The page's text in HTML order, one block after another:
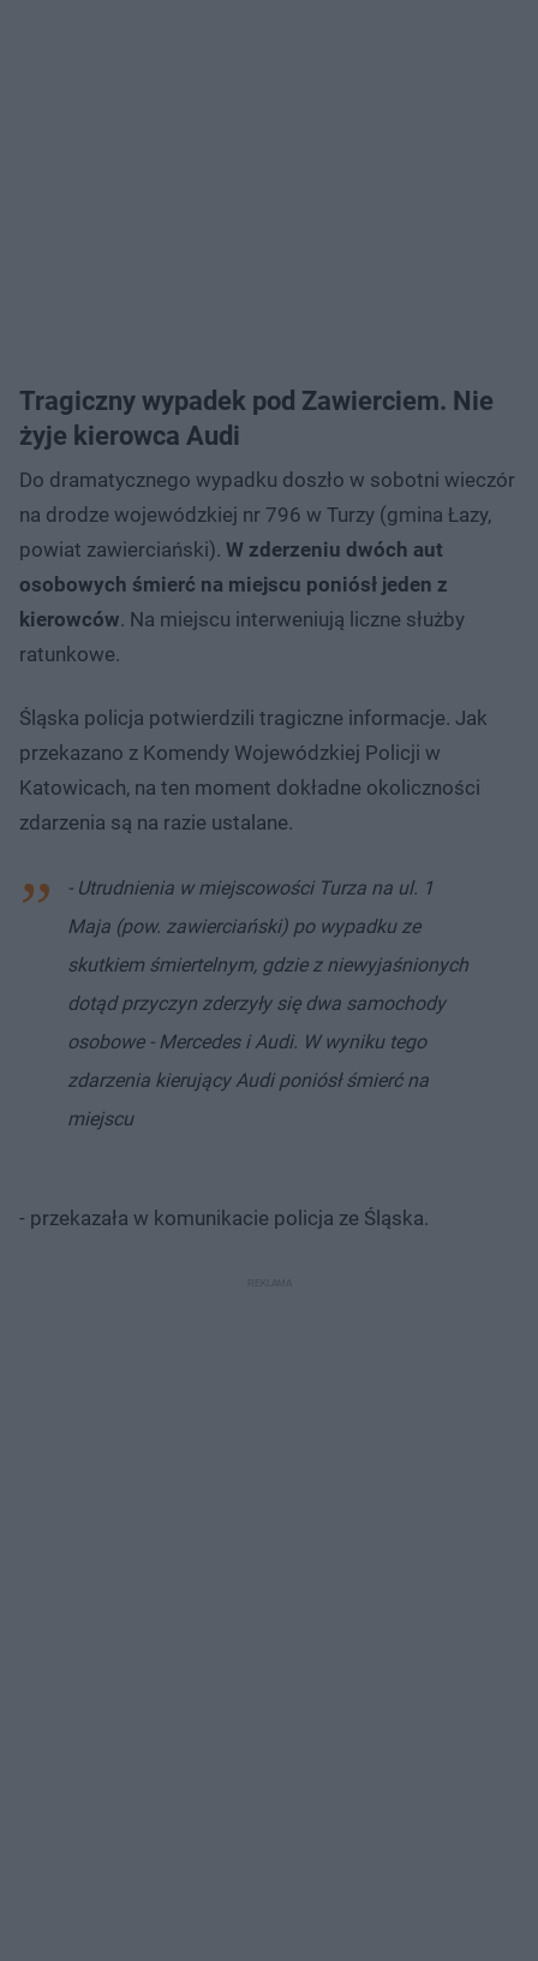
Tragiczny wypadek pod Zawierciem. Nie
żyje kierowca Audi
Do dramatycznego wypadku doszło w sobotni wieczór
na drodze wojewódzkiej nr 796 w Turzy (gmina Łazy,
powiat zawierciański). W zderzeniu dwóch aut
osobowych śmierć na miejscu poniósł jeden z
kierowców. Na miejscu interweniują liczne służby
ratunkowe.
Śląska policja potwierdzili tragiczne informacje. Jak
przekazano z Komendy Wojewódzkiej Policji w
Katowicach, na ten moment dokładne okoliczności
zdarzenia są na razie ustalane.
- Utrudnienia w miejscowości Turza na ul. 1
Maja (pow. zawierciański) po wypadku ze
skutkiem śmiertelnym, gdzie z niewyjaśnionych
dotąd przyczyn zderzyły się dwa samochody
osobowe - Mercedes i Audi. W wyniku tego
zdarzenia kierujący Audi poniósł śmierć na
miejscu
- przekazała w komunikacie policja ze Śląska.